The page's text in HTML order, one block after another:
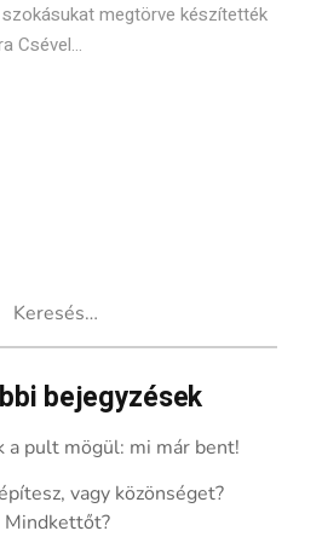
megtörve készítették
Csével...
bejegyzések
a pult mögül: mi már bent!
vagy közönséget?
Mindkettőt?